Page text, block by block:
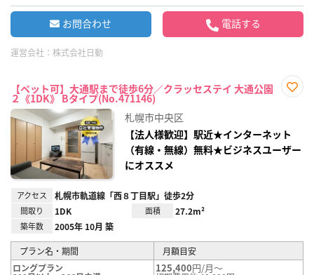
お問合わせ 電話する
運営会社： 株式会社日動
【ペット可】大通駅まで徒歩6分／クラッセステイ 大通公園
２《1DK》 Bタイプ(No.471146)
録
札幌市中央区
【法人様歓迎】駅近★インターネット
（有線・無線）無料★ビジネスユーザー
にオススメ
アクセス 札幌市軌道線「西８丁目駅」徒歩2分
間取り 1DK 面積 27.2m²
築年数 2005年 10月 築
プラン名・期間
月額目安
ロングプラン
125,400円/月～